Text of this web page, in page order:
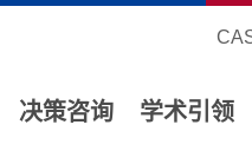
决策咨询 学术引领